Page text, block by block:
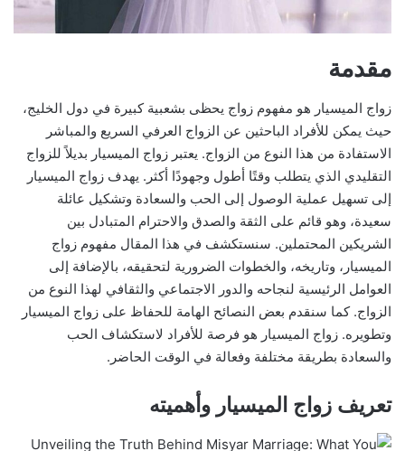
مقدمة
زواج الميسيار هو مفهوم زواج يحظى بشعبية كبيرة في دول الخليج،
حيث يمكن للأفراد الباحثين عن الزواج العرفي السريع والمباشر
الاستفادة من هذا النوع من الزواج. يعتبر زواج الميسيار بديلاً للزواج
التقليدي الذي يتطلب وقتًا أطول وجهودًا أكثر. يهدف زواج الميسيار
إلى تسهيل عملية الوصول إلى الحب والسعادة وتشكيل عائلة
سعيدة، وهو قائم على الثقة والصدق والاحترام المتبادل بين
الشريكين المحتملين. سنستكشف في هذا المقال مفهوم زواج
الميسيار، وتاريخه، والخطوات الضرورية لتحقيقه، بالإضافة إلى
العوامل الرئيسية لنجاحه والدور الاجتماعي والثقافي لهذا النوع من
الزواج. كما سنقدم بعض النصائح الهامة للحفاظ على زواج الميسيار
وتطويره. زواج الميسيار هو فرصة للأفراد لاستكشاف الحب
والسعادة بطريقة مختلفة وفعالة في الوقت الحاضر.
تعريف زواج الميسيار وأهميته